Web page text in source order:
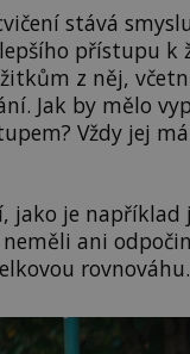
stává
přístupu k
z něj,
Jak by mělo
Vždy jej
jako je například
ani
rovnováhu.